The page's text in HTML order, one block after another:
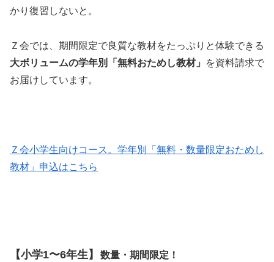
かり復習しないと。
Ｚ会では、期間限定で良質な教材をたっぷりと体験できる
大ボリュームの学年別「無料おためし教材」
を資料請求で
お届けしています。
Ｚ会小学生向けコース。学年別「無料・数量限定おためし
教材」申込はこちら
【小学1〜6年生】
数量・期間限定！